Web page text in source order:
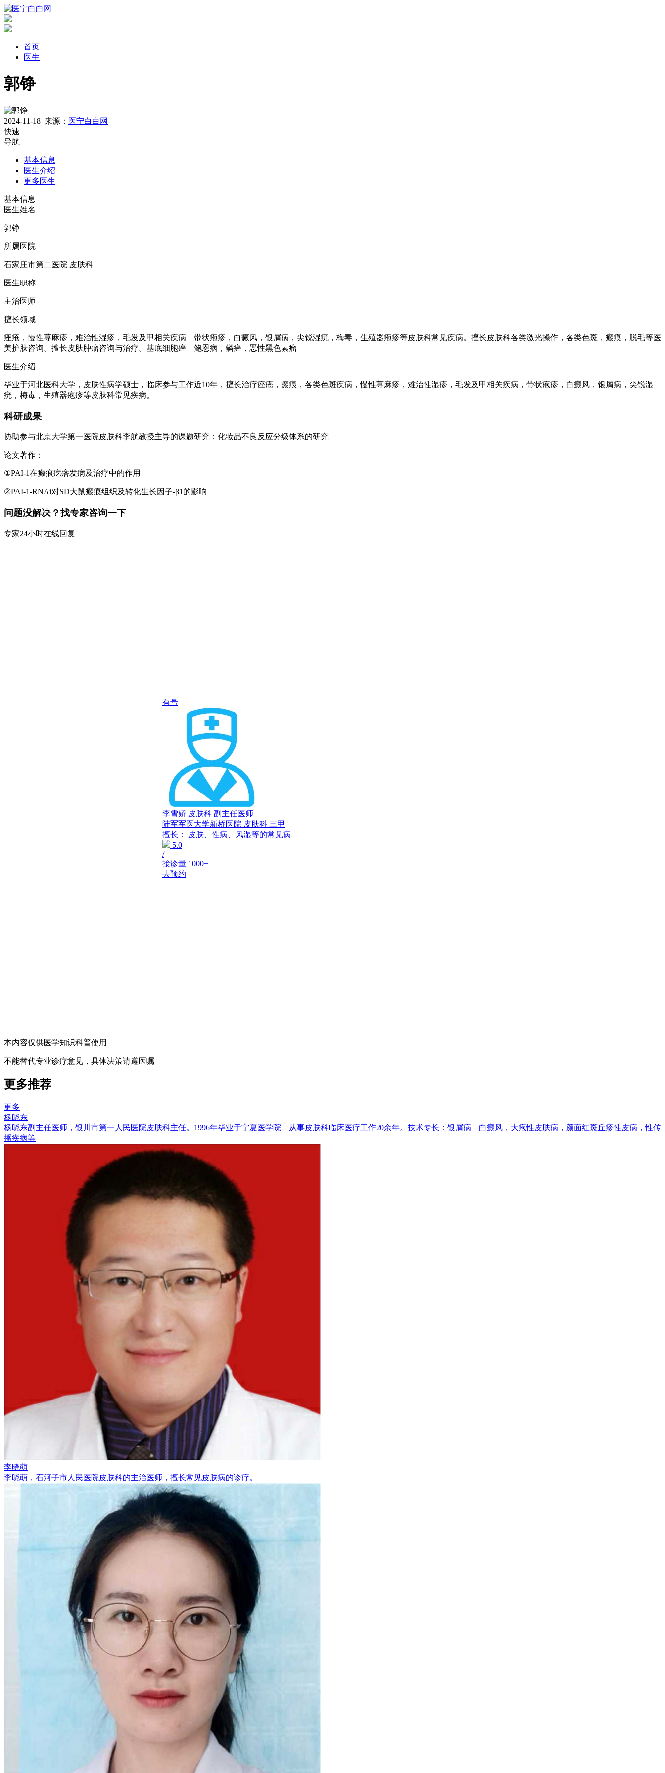
首页
医生
郭铮
2024-11-18 来源： 医宁白白网
快速
导航
基本信息
医生介绍
更多医生
基本信息
医生姓名
郭铮
所属医院
石家庄市第二医院 皮肤科
医生职称
主治医师
擅长领域
痤疮，慢性荨麻疹，难治性湿疹，毛发及甲相关疾病，带状疱疹，白癜风，银屑病，尖锐湿疣，梅毒，生殖器疱疹等皮肤科常见疾病。擅长皮肤科各类激光操作，各类色斑，瘢痕，脱毛等医
美护肤咨询。擅长皮肤肿瘤咨询与治疗。基底细胞癌，鲍恩病，鳞癌，恶性黑色素瘤
医生介绍
毕业于河北医科大学，皮肤性病学硕士，临床参与工作近10年，擅长治疗痤疮，瘢痕，各类色斑疾病，慢性荨麻疹，难治性湿疹，毛发及甲相关疾病，带状疱疹，白癜风，银屑病，尖锐湿
疣，梅毒，生殖器疱疹等皮肤科常见疾病。
科研成果
协助参与北京大学第一医院皮肤科李航教授主导的课题研究：化妆品不良反应分级体系的研究
论文著作：
①PAI-1在瘢痕疙瘩发病及治疗中的作用
②PAI-1-RNAi对SD大鼠瘢痕组织及转化生长因子-β1的影响
问题没解决？找专家咨询一下
专家24小时在线回复
有号
李雪娇 皮肤科 副主任医师
陆军军医大学新桥医院 皮肤科 三甲
擅长：
皮肤、性病、风湿等的常见病
5.0
/
接诊量 1000+
去预约
本内容仅供医学知识科普使用
不能替代专业诊疗意见，具体决策请遵医嘱
更多推荐
更多
杨晓东
杨晓东副主任医师，银川市第一人民医院皮肤科主任。1996年毕业于宁夏医学院，从事皮肤科临床医疗工作20余年。技术专长：银屑病，白癜风，大疱性皮肤病，颜面红斑丘疹性皮病，性传
播疾病等
李晓萌
李晓萌，石河子市人民医院皮肤科的主治医师，擅长常见皮肤病的诊疗。